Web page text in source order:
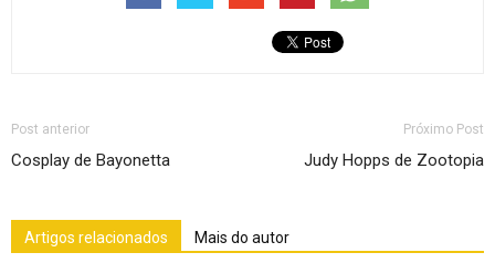
Post anterior
Cosplay de Bayonetta
Próximo Post
Judy Hopps de Zootopia
Artigos relacionados Mais do autor